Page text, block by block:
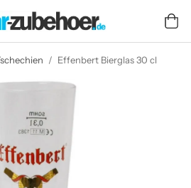
/ Effenbert Bierglas 30 cl